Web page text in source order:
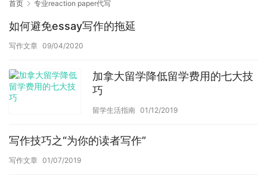
首页 专业reaction paper代写
如何避免essay写作的拖延
写作文章 09/04/2020
加拿大留学降低留学费用的七大技
巧
留学生活指南 01/12/2019
写作技巧之“为你的读者写作”
写作文章 01/07/2019